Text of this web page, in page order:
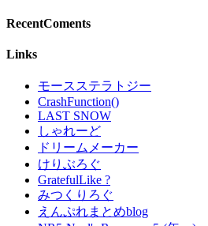
RecentComents
Links
モースステラトジー
CrashFunction()
LAST SNOW
しゃれーど
ドリームメーカー
けりぶろぐ
GratefulLike ?
みつくりろぐ
えんぷれまとめblog